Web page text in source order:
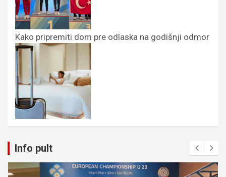
Kako pripremiti dom pre odlaska na godišnji odmor
Info pult